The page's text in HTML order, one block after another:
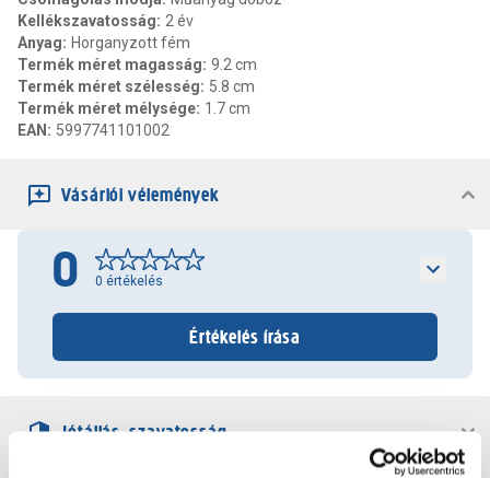
Kellékszavatosság: 2 év
Anyag: Horganyzott fém
Termék méret magasság: 9.2 cm
Termék méret szélesség: 5.8 cm
Termék méret mélysége: 1.7 cm
EAN : 5997741101002
Vásárlói vélemények
0 0 értékelés
Értékelés írása
Jótállás, szavatosság